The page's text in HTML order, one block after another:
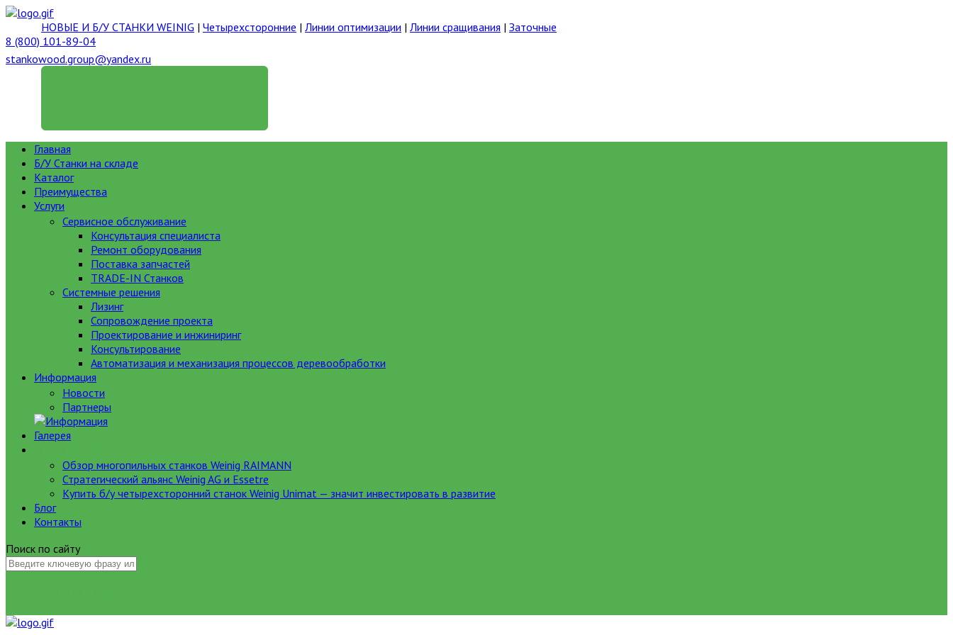
НОВЫЕ И Б/У СТАНКИ WEINIG | Четырехсторонние | Линии оптимизации | Линии сращивания | Заточные
8 (800) 101-89-04
stankowood.group@yandex.ru
Главная
Б/У Станки на складе
Каталог
Преимущества
Услуги
Сервисное обслуживание
Консультация специалиста
Ремонт оборудования
Поставка запчастей
TRADE-IN Станков
Системные решения
Лизинг
Сопровождение проекта
Проектирование и инжиниринг
Консультирование
Автоматизация и механизация процессов деревообработки
Информация
Новости
Партнеры
Галерея
Обзор многопильных станков Weinig RAIMANN
Стратегический альянс Weinig AG и Essetre
Купить б/у четырехсторонний станок Weinig Unimat — значит инвестировать в развитие
Блог
Контакты
Поиск по сайту